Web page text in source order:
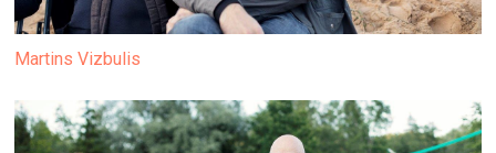
Martins Vizbulis